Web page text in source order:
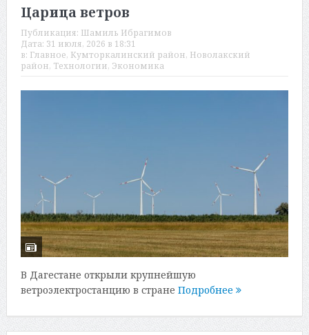
Царица ветров
Публикация: Шамиль Ибрагимов
Дата: 31 июля, 2026 в 18:31
в: Главное, Кумторкалинский район, Новолакский
район, Технологии, Экономика
В Дагестане открыли крупнейшую
ветроэлектростанцию в стране Подробнее